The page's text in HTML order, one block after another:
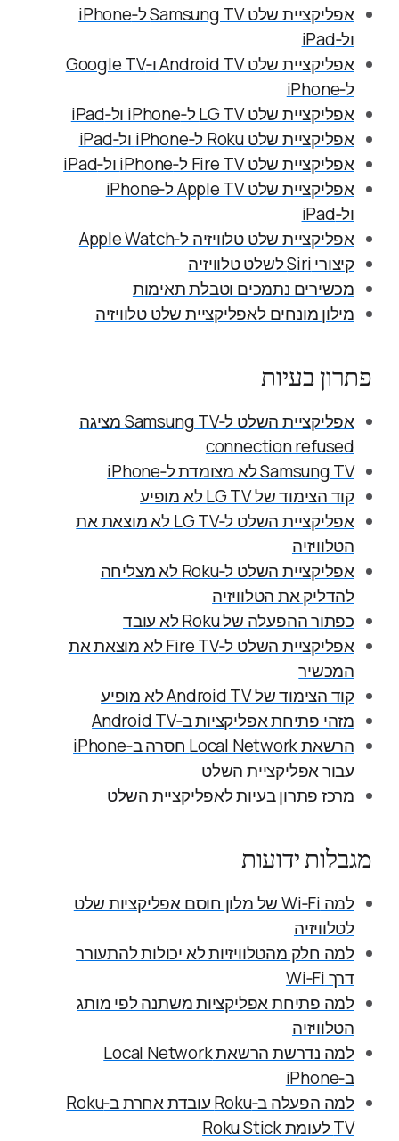
אפליקציית שלט Samsung TV ל‑iPhone
ול‑iPad
אפליקציית שלט Android TV ו‑Google TV
ל‑iPhone
אפליקציית שלט LG TV ל‑iPhone ול‑iPad
אפליקציית שלט Roku ל‑iPhone ול‑iPad
אפליקציית שלט Fire TV ל‑iPhone ול‑iPad
אפליקציית שלט Apple TV ל‑iPhone
ול‑iPad
אפליקציית שלט טלוויזיה ל‑Apple Watch
קיצורי Siri לשלט טלוויזיה
מכשירים נתמכים וטבלת תאימות
מילון מונחים לאפליקציית שלט טלוויזיה
פתרון בעיות
אפליקציית השלט ל‑Samsung TV מציגה
connection refused
Samsung TV לא מצומדת ל‑iPhone
קוד הצימוד של LG TV לא מופיע
אפליקציית השלט ל‑LG TV לא מוצאת את
הטלוויזיה
אפליקציית השלט ל‑Roku לא מצליחה
להדליק את הטלוויזיה
כפתור ההפעלה של Roku לא עובד
אפליקציית השלט ל‑Fire TV לא מוצאת את
המכשיר
קוד הצימוד של Android TV לא מופיע
מזהי פתיחת אפליקציות ב‑Android TV
הרשאת Local Network חסרה ב‑iPhone
עבור אפליקציית השלט
מרכז פתרון בעיות לאפליקציית השלט
מגבלות ידועות
למה Wi‑Fi של מלון חוסם אפליקציות שלט
לטלוויזיה
למה חלק מהטלוויזיות לא יכולות להתעורר
דרך Wi‑Fi
למה פתיחת אפליקציות משתנה לפי מותג
הטלוויזיה
למה נדרשת הרשאת Local Network
ב‑iPhone
למה הפעלה ב‑Roku עובדת אחרת ב‑Roku
TV לעומת Roku Stick